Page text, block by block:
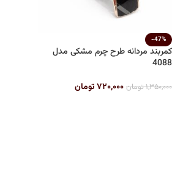
-47%
کمربند مردانه طرح چرم مشکی مدل
4088
۱,۳۵۰,۰۰۰تومان ۷۲۰,۰۰۰تومان